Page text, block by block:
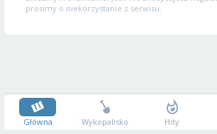
prosimy o niekorzystanie z serwisu.
Główna Wykopalisko Hity